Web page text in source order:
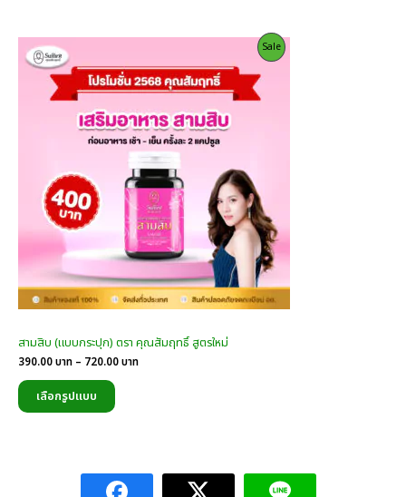
SaleProduct
สามสิบ (แบบกระปุก) ตรา คุณสัมฤทธิ์ สูตรใหม่
390.00บาท – 720.00บาทPrice
เลือกรูปแบบ